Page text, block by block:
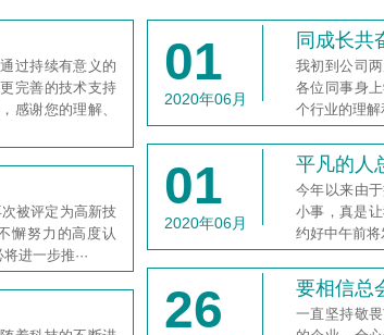
过持续有意义的
完善的技术支持
感谢您的理解、
被评定为高新技
懈努力的高度认
进一步推···
01
2020年06月
同成长共
我初到公司
各位同事身
个行业的理
01
2020年06月
平凡的人
今年以来由
小事，真是
约好中午前
26 要相信总
一直坚持敬